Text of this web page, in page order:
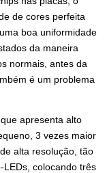
de cores perfeita
boa uniformidade
da maneira
normais, antes da
é um problema
apresenta alto
3 vezes maior
alta resolução, tão
colocando três